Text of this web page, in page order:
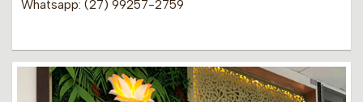
Whatsapp: (27) 99257-2759